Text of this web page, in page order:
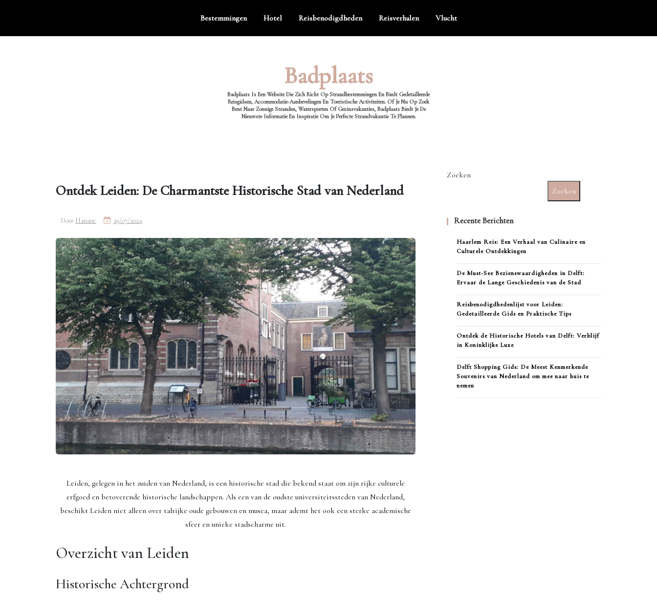
Bestemmingen Hotel Reisbenodigdheden Reisverhalen Vlucht
Badplaats
Badplaats Is Een Website Die Zich Richt Op Strandbestemmingen En Biedt Gedetailleerde
Reisgidsen, Accommodatie-Aanbevelingen En Toeristische Activiteiten. Of Je Nu Op Zoek
Bent Naar Zonnige Stranden, Watersporten Of Gezinsvakanties, Badplaats Biedt Je De
Nieuwste Informatie En Inspiratie Om Je Perfecte Strandvakantie Te Plannen.
Ontdek Leiden: De Charmantste Historische Stad van Nederland
Door Hanane 29/07/2024
Leiden, gelegen in het zuiden van Nederland, is een historische stad die bekend staat om zijn rijke culturele
erfgoed en betoverende historische landschappen. Als een van de oudste universiteitssteden van Nederland,
beschikt Leiden niet alleen over talrijke oude gebouwen en musea, maar ademt het ook een sterke academische
sfeer en unieke stadscharme uit.
Overzicht van Leiden
Historische Achtergrond
Zoeken
Zoeken
Recente Berichten
Haarlem Reis: Een Verhaal van Culinaire en
Culturele Ontdekkingen
De Must-See Bezienswaardigheden in Delft:
Ervaar de Lange Geschiedenis van de Stad
Reisbenodigdhedenlijst voor Leiden:
Gedetailleerde Gids en Praktische Tips
Ontdek de Historische Hotels van Delft: Verblijf
in Koninklijke Luxe
Delft Shopping Gids: De Meest Kenmerkende
Souvenirs van Nederland om mee naar huis te
nemen